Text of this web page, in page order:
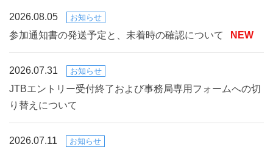
2026.08.05 お知らせ
参加通知書の発送予定と、未着時の確認について NEW
2026.07.31 お知らせ
JTBエントリー受付終了および事務局専用フォームへの切
り替えについて
2026.07.11 お知らせ